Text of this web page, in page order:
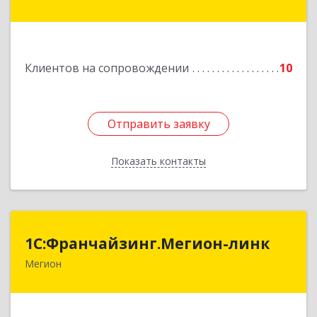
Клиентов на сопровождении 10
Отправить заявку
Показать контакты
Подробнее
Отправить заявку
Назад
1С:Франчайзинг.Мегион-линк
Мегион
1С:Франчайзинг.Мегион-линк